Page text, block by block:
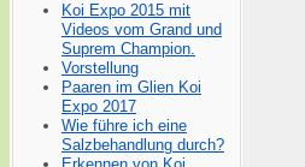
Koi Expo 2015 mit
Videos vom Grand und
Suprem Champion.
Vorstellung
Paaren im Glien Koi
Expo 2017
Wie führe ich eine
Salzbehandlung durch?